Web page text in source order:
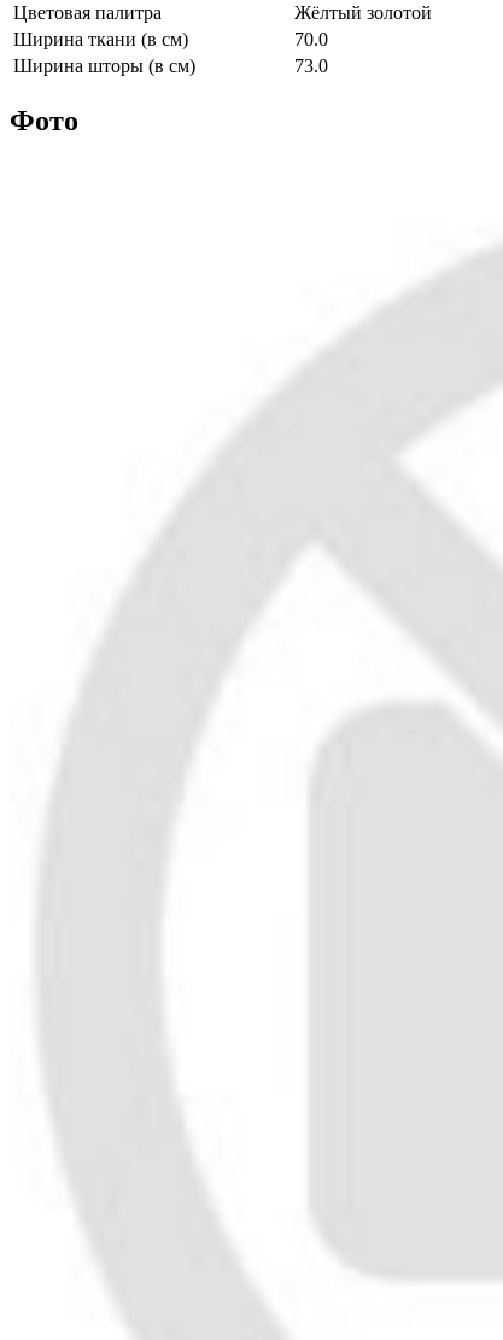
Цветовая палитра
Жёлтый золотой
Ширина ткани (в см)
70.0
Ширина шторы (в см)
73.0
Фото